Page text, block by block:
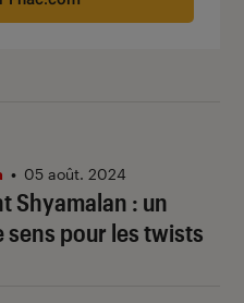
Shyamalan : un
sens pour les twists
• 05 août. 2024